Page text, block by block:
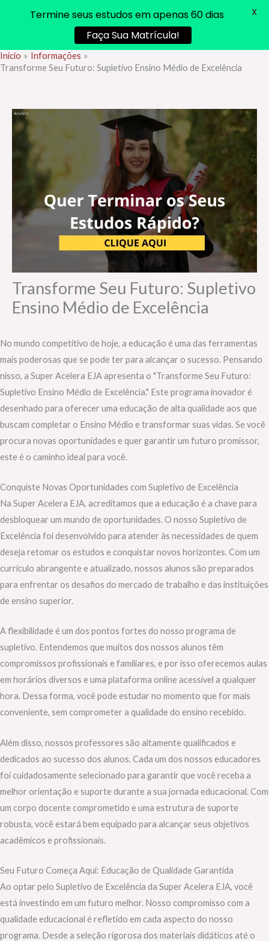
Ir
para
Início
Informações
Transforme Seu Futuro: Supletivo Ensino Médio de Excelência
Transforme Seu Futuro: Supletivo
Ensino Médio de Excelência
No mundo competitivo de hoje, a educação é uma das ferramentas
mais poderosas que se pode ter para alcançar o sucesso. Pensando
nisso, a Super Acelera EJA apresenta o "Transforme Seu Futuro:
Supletivo Ensino Médio de Excelência." Este programa inovador é
desenhado para oferecer uma educação de alta qualidade aos que
buscam completar o Ensino Médio e transformar suas vidas. Se você
procura novas oportunidades e quer garantir um futuro promissor,
este é o caminho ideal para você.
Conquiste Novas Oportunidades com Supletivo de Excelência
Na Super Acelera EJA, acreditamos que a educação é a chave para
desbloquear um mundo de oportunidades. O nosso Supletivo de
Excelência foi desenvolvido para atender às necessidades de quem
deseja retomar os estudos e conquistar novos horizontes. Com um
currículo abrangente e atualizado, nossos alunos são preparados
para enfrentar os desafios do mercado de trabalho e das instituições
de ensino superior.
A flexibilidade é um dos pontos fortes do nosso programa de
supletivo. Entendemos que muitos dos nossos alunos têm
compromissos profissionais e familiares, e por isso oferecemos aulas
em horários diversos e uma plataforma online acessível a qualquer
hora. Dessa forma, você pode estudar no momento que for mais
conveniente, sem comprometer a qualidade do ensino recebido.
Além disso, nossos professores são altamente qualificados e
dedicados ao sucesso dos alunos. Cada um dos nossos educadores
foi cuidadosamente selecionado para garantir que você receba a
melhor orientação e suporte durante a sua jornada educacional. Com
um corpo docente comprometido e uma estrutura de suporte
robusta, você estará bem equipado para alcançar seus objetivos
acadêmicos e profissionais.
Seu Futuro Começa Aqui: Educação de Qualidade Garantida
Ao optar pelo Supletivo de Excelência da Super Acelera EJA, você
está investindo em um futuro melhor. Nosso compromisso com a
qualidade educacional é refletido em cada aspecto do nosso
programa. Desde a seleção rigorosa dos materiais didáticos até o
Termine seus estudos em apenas 60 dias
Faça Sua Matrícula!
X